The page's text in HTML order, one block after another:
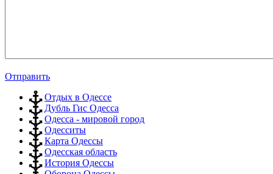
Отправить
Отдых в Одессе
Дубль Гис Одесса
Одесса - мировой город
Одесситы
Карта Одессы
Одесская область
История Одессы